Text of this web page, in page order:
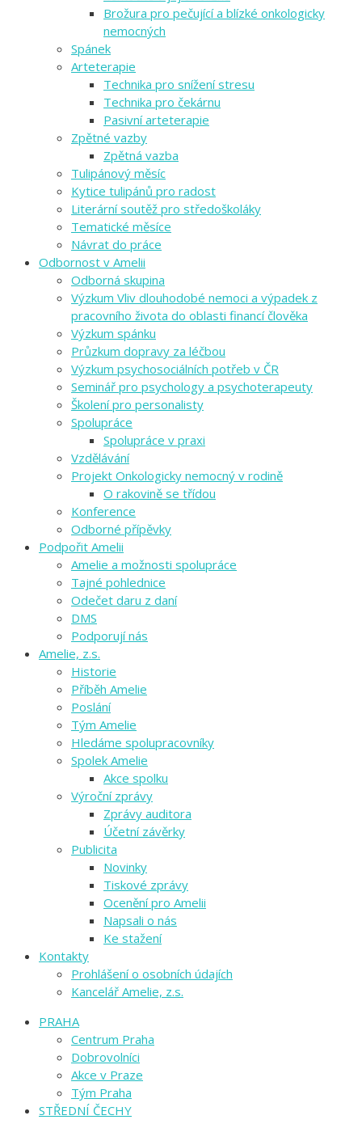
Brožura pro pečující a blízké onkologicky
nemocných
Spánek
Arteterapie
Technika pro snížení stresu
Technika pro čekárnu
Pasivní arteterapie
Zpětné vazby
Zpětná vazba
Tulipánový měsíc
Kytice tulipánů pro radost
Literární soutěž pro středoškoláky
Tematické měsíce
Návrat do práce
Odbornost v Amelii
Odborná skupina
Výzkum Vliv dlouhodobé nemoci a výpadek z
pracovního života do oblasti financí člověka
Výzkum spánku
Průzkum dopravy za léčbou
Výzkum psychosociálních potřeb v ČR
Seminář pro psychology a psychoterapeuty
Školení pro personalisty
Spolupráce
Spolupráce v praxi
Vzdělávání
Projekt Onkologicky nemocný v rodině
O rakovině se třídou
Konference
Odborné přípěvky
Podpořit Amelii
Amelie a možnosti spolupráce
Tajné pohlednice
Odečet daru z daní
DMS
Podporují nás
Amelie, z.s.
Historie
Příběh Amelie
Poslání
Tým Amelie
Hledáme spolupracovníky
Spolek Amelie
Akce spolku
Výroční zprávy
Zprávy auditora
Účetní závěrky
Publicita
Novinky
Tiskové zprávy
Ocenění pro Amelii
Napsali o nás
Ke stažení
Kontakty
Prohlášení o osobních údajích
Kancelář Amelie, z.s.
PRAHA
Centrum Praha
Dobrovolníci
Akce v Praze
Tým Praha
STŘEDNÍ ČECHY